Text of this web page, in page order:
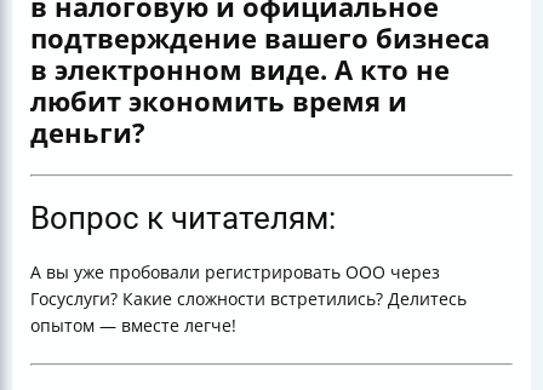
подтверждение вашего бизнеса
в электронном виде. А кто не
любит экономить время и
деньги?
Вопрос к читателям:
А вы уже пробовали регистрировать ООО через
Госуслуги? Какие сложности встретились? Делитесь
опытом — вместе легче!